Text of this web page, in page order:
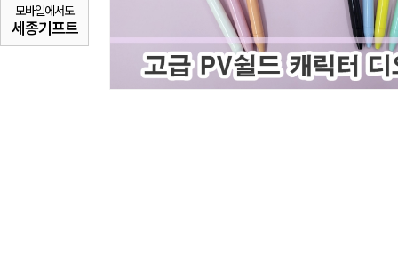
모바일에서도
세종기프트